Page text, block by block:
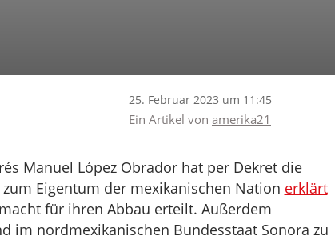
25. Februar 2023 um 11:45
Ein Artikel von amerika21
Manuel López Obrador hat per Dekret die
Eigentum der mexikanischen Nation erklärt
für ihren Abbau erteilt. Außerdem
im nordmexikanischen Bundesstaat Sonora zu